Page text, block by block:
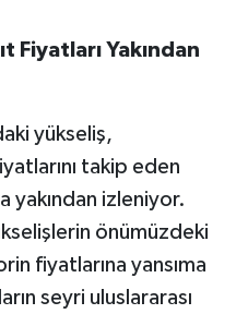
Fiyatları Yakından
yükseliş,
takip eden
yakından izleniyor.
önümüzdeki
fiyatlarına yansıma
seyri uluslararası